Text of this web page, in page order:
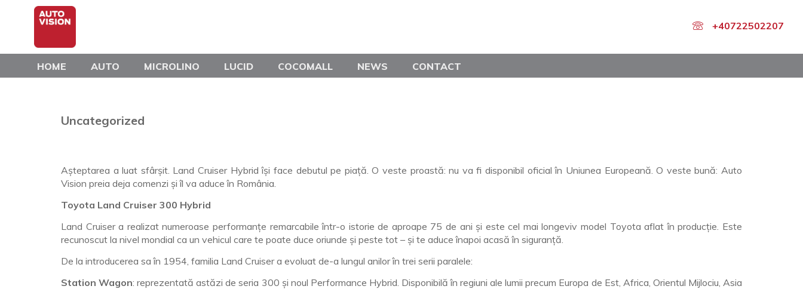
+40722502207
HOME AUTO MICROLINO LUCID COCOMALL NEWS CONTACT
Uncategorized
Așteptarea a luat sfârșit. Land Cruiser Hybrid își face debutul pe piață. O veste proastă: nu va fi disponibil oficial în Uniunea Europeană. O veste bună: Auto
Vision preia deja comenzi și îl va aduce în România.
Toyota Land Cruiser 300 Hybrid
Land Cruiser a realizat numeroase performanțe remarcabile într-o istorie de aproape 75 de ani și este cel mai longeviv model Toyota aflat în producție. Este
recunoscut la nivel mondial ca un vehicul care te poate duce oriunde și peste tot – și te aduce înapoi acasă în siguranță.
De la introducerea sa în 1954, familia Land Cruiser a evoluat de-a lungul anilor în trei serii paralele:
Station Wagon: reprezentată astăzi de seria 300 și noul Performance Hybrid. Disponibilă în regiuni ale lumii precum Europa de Est, Africa, Orientul Mijlociu, Asia